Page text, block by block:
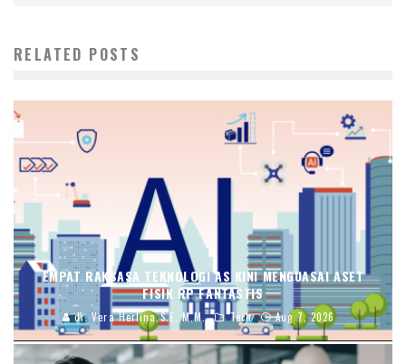
RELATED POSTS
EMPAT RAKSASA TEKNOLOGI AS KINI MENGUASAI ASET
FISIK RP FANTASTIS
dr. Vera Herlina,S.E.,M.M. Tech Aug 7, 2026